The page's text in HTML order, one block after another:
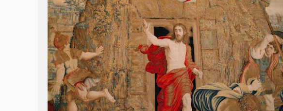
Życzenia Wielkanocne 2026
Niech światło Zmartwychwstania
Pańskiego rozprasza wszelki mrok
naszych serc i umysłów. Chrystus,
który przeszedł przez śmierć
do życia, niech umacnia naszą
wiarę, odnawia nadzieję i rozpala
miłość, abyśmy każdego dnia